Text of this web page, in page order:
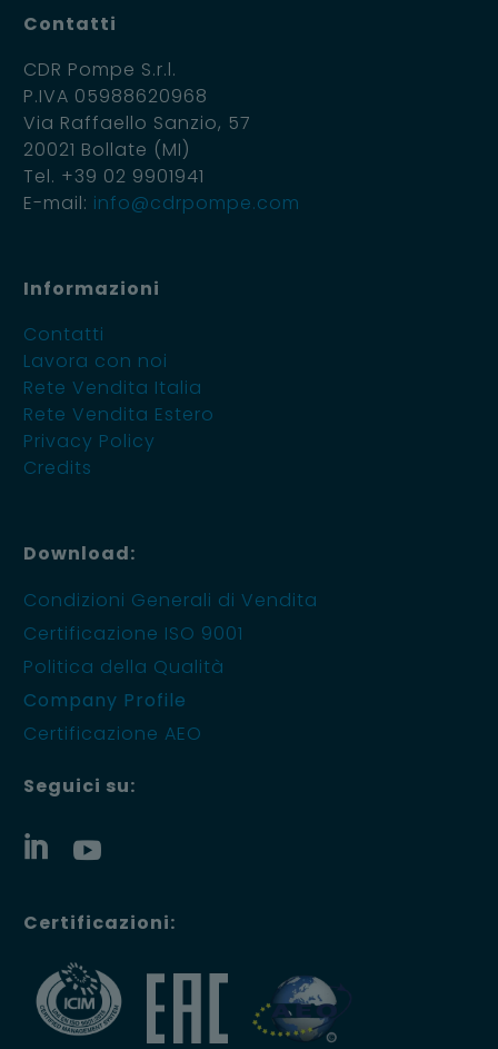
Contatti
CDR Pompe S.r.l.
P.IVA 05988620968
Via Raffaello Sanzio, 57
20021 Bollate (MI)
Tel. +39 02 9901941
E-mail: info@cdrpompe.com
Informazioni
Contatti
Lavora con noi
Rete Vendita Italia
Rete Vendita Estero
Privacy Policy
Credits
Download:
Condizioni Generali di Vendita
Certificazione ISO 9001
Politica della Qualità
Company Profile
Certificazione AEO
Seguici su:
Certificazioni: